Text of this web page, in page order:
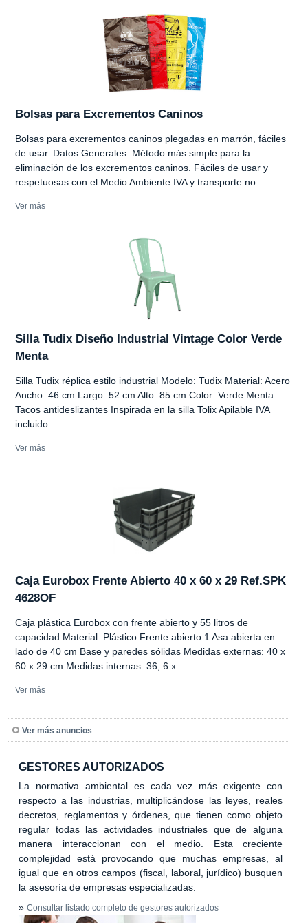
Bolsas para Excrementos Caninos
Bolsas para excrementos caninos plegadas en marrón, fáciles
de usar. Datos Generales: Método más simple para la
eliminación de los excrementos caninos. Fáciles de usar y
respetuosas con el Medio Ambiente IVA y transporte no...
Ver más
Silla Tudix Diseño Industrial Vintage Color Verde
Menta
Silla Tudix réplica estilo industrial Modelo: Tudix Material: Acero
Ancho: 46 cm Largo: 52 cm Alto: 85 cm Color: Verde Menta
Tacos antideslizantes Inspirada en la silla Tolix Apilable IVA
incluido
Ver más
Caja Eurobox Frente Abierto 40 x 60 x 29 Ref.SPK
4628OF
Caja plástica Eurobox con frente abierto y 55 litros de
capacidad Material: Plástico Frente abierto 1 Asa abierta en
lado de 40 cm Base y paredes sólidas Medidas externas: 40 x
60 x 29 cm Medidas internas: 36, 6 x...
Ver más
Ver más anuncios
GESTORES AUTORIZADOS
La normativa ambiental es cada vez más exigente con
respecto a las industrias, multiplicándose las leyes, reales
decretos, reglamentos y órdenes, que tienen como objeto
regular todas las actividades industriales que de alguna
manera interaccionan con el medio. Esta creciente
complejidad está provocando que muchas empresas, al
igual que en otros campos (fiscal, laboral, jurídico) busquen
la asesoría de empresas especializadas.
» Consultar listado completo de gestores autorizados